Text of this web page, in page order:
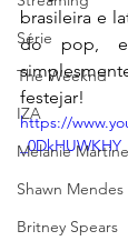
Série
The Weeknd
IZA
Melanie
Shawn Mendes
Britney Spears
brasileira e
do pop,
festejar!
https://
_0DkHUWKHY